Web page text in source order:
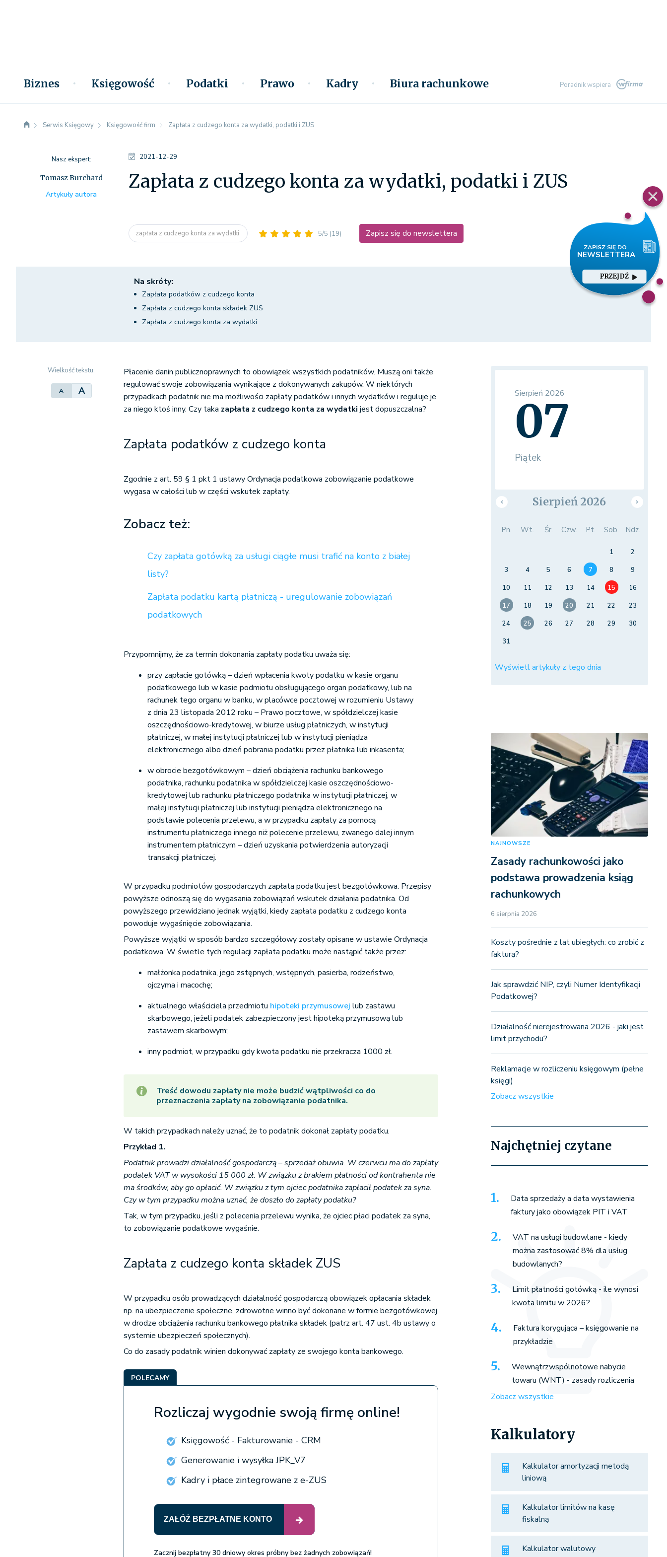
Biznes Księgowość Podatki Prawo Kadry Biura rachunkowe Poradnik wspiera
PRZEJDŹ
Serwis Księgowy Księgowość firm Zapłata z cudzego konta za wydatki, podatki i ZUS
2021-12-29
Zapłata z cudzego konta za wydatki, podatki i ZUS
zapłata z cudzego konta za wydatki 5/5 (19) Zapisz się do newslettera
Nasz ekspert:
Tomasz Burchard
Artykuły autora
Na skróty:
Zapłata podatków z cudzego konta
Zapłata z cudzego konta składek ZUS
Zapłata z cudzego konta za wydatki
Wielkość tekstu:
A A
Płacenie danin publicznoprawnych to obowiązek wszystkich podatników. Muszą oni także
regulować swoje zobowiązania wynikające z dokonywanych zakupów. W niektórych
przypadkach podatnik nie ma możliwości zapłaty podatków i innych wydatków i reguluje je
za niego ktoś inny. Czy taka zapłata z cudzego konta za wydatki jest dopuszczalna?
Zapłata podatków z cudzego konta
Zgodnie z art. 59 § 1 pkt 1 ustawy Ordynacja podatkowa zobowiązanie podatkowe
wygasa w całości lub w części wskutek zapłaty.
Zobacz też:
Czy zapłata gotówką za usługi ciągłe musi trafić na konto z białej
listy?
Zapłata podatku kartą płatniczą - uregulowanie zobowiązań
podatkowych
Przypomnijmy, że za termin dokonania zapłaty podatku uważa się:
przy zapłacie gotówką – dzień wpłacenia kwoty podatku w kasie organu
podatkowego lub w kasie podmiotu obsługującego organ podatkowy, lub na
rachunek tego organu w banku, w placówce pocztowej w rozumieniu Ustawy
z dnia 23 listopada 2012 roku – Prawo pocztowe, w spółdzielczej kasie
oszczędnościowo-kredytowej, w biurze usług płatniczych, w instytucji
płatniczej, w małej instytucji płatniczej lub w instytucji pieniądza
elektronicznego albo dzień pobrania podatku przez płatnika lub inkasenta;
w obrocie bezgotówkowym – dzień obciążenia rachunku bankowego
podatnika, rachunku podatnika w spółdzielczej kasie oszczędnościowo-
kredytowej lub rachunku płatniczego podatnika w instytucji płatniczej, w
małej instytucji płatniczej lub instytucji pieniądza elektronicznego na
podstawie polecenia przelewu, a w przypadku zapłaty za pomocą
instrumentu płatniczego innego niż polecenie przelewu, zwanego dalej innym
instrumentem płatniczym – dzień uzyskania potwierdzenia autoryzacji
transakcji płatniczej.
W przypadku podmiotów gospodarczych zapłata podatku jest bezgotówkowa. Przepisy
powyższe odnoszą się do wygasania zobowiązań wskutek działania podatnika. Od
powyższego przewidziano jednak wyjątki, kiedy zapłata podatku z cudzego konta
powoduje wygaśnięcie zobowiązania.
Powyższe wyjątki w sposób bardzo szczegółowy zostały opisane w ustawie Ordynacja
podatkowa. W świetle tych regulacji zapłata podatku może nastąpić także przez:
małżonka podatnika, jego zstępnych, wstępnych, pasierba, rodzeństwo,
ojczyma i macochę;
aktualnego właściciela przedmiotu hipoteki przymusowej lub zastawu
skarbowego, jeżeli podatek zabezpieczony jest hipoteką przymusową lub
zastawem skarbowym;
inny podmiot, w przypadku gdy kwota podatku nie przekracza 1000 zł.
Treść dowodu zapłaty nie może budzić wątpliwości co do
przeznaczenia zapłaty na zobowiązanie podatnika.
W takich przypadkach należy uznać, że to podatnik dokonał zapłaty podatku.
Przykład 1.
Podatnik prowadzi działalność gospodarczą – sprzedaż obuwia. W czerwcu ma do zapłaty
podatek VAT w wysokości 15 000 zł. W związku z brakiem płatności od kontrahenta nie
ma środków, aby go opłacić. W związku z tym ojciec podatnika zapłacił podatek za syna.
Czy w tym przypadku można uznać, że doszło do zapłaty podatku?
Tak, w tym przypadku, jeśli z polecenia przelewu wynika, że ojciec płaci podatek za syna,
to zobowiązanie podatkowe wygaśnie.
Zapłata z cudzego konta składek ZUS
W przypadku osób prowadzących działalność gospodarczą obowiązek opłacania składek
np. na ubezpieczenie społeczne, zdrowotne winno być dokonane w formie bezgotówkowej
w drodze obciążenia rachunku bankowego płatnika składek (patrz art. 47 ust. 4b ustawy o
systemie ubezpieczeń społecznych).
Co do zasady podatnik winien dokonywać zapłaty ze swojego konta bankowego.
POLECAMY
Rozliczaj wygodnie swoją firmę online!
Księgowość - Fakturowanie - CRM
Generowanie i wysyłka JPK_V7
Kadry i płace zintegrowane z e-ZUS
ZAŁÓŻ BEZPŁATNE KONTO
Zacznij bezpłatny 30 dniowy okres próbny bez żadnych zobowiązań!
Sierpień 2026
07
Piątek
Sierpień 2026
Pn. Wt. Śr. Czw. Pt. Sob. Ndz.
1
2
3
4 5 6 7 8
9
10
11 12 13 14 15
16
17
18 19 20 21 22
23
24
25 26 27 28 29
30
31
Wyświetl artykuły z tego dnia
NAJNOWSZE
Zasady rachunkowości jako
podstawa prowadzenia ksiąg
rachunkowych
6 sierpnia 2026
Koszty pośrednie z lat ubiegłych: co zrobić z
fakturą?
Jak sprawdzić NIP, czyli Numer Identyfikacji
Podatkowej?
Działalność nierejestrowana 2026 - jaki jest
limit przychodu?
Reklamacje w rozliczeniu księgowym (pełne
księgi)
Zobacz wszystkie
Najchętniej czytane
Data sprzedaży a data wystawienia
faktury jako obowiązek PIT i VAT
VAT na usługi budowlane - kiedy
można zastosować 8% dla usług
budowlanych?
Limit płatności gotówką - ile wynosi
kwota limitu w 2026?
Faktura korygująca – księgowanie na
przykładzie
Wewnątrzwspólnotowe nabycie
towaru (WNT) - zasady rozliczenia
Zobacz wszystkie
Kalkulatory
Kalkulator amortyzacji metodą
liniową
Kalkulator limitów na kasę
fiskalną
Kalkulator walutowy